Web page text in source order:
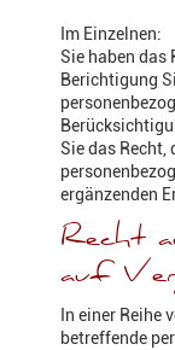
Im Einzelnen:
Sie haben das
Berichtigung
Sie das
ergänzenden
Recht
auf
In einer Reihe
betreffende